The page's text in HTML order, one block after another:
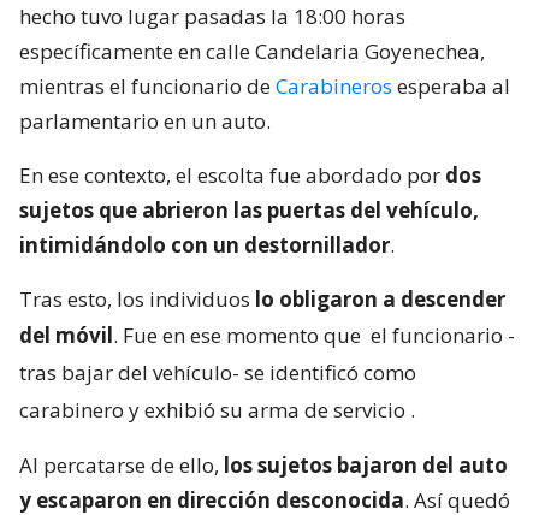
hecho tuvo lugar pasadas la 18:00 horas
específicamente en calle Candelaria Goyenechea,
mientras el funcionario deCarabineros esperaba al
parlamentario en un auto.
En ese contexto, el escolta fue abordado por dos
sujetos que abrieron las puertas del vehículo,
intimidándolo con un destornillador.
Tras esto, los individuos lo obligaron a descender
del móvil. Fue en ese momento que el funcionario -
tras bajar del vehículo- se identificó como
carabinero y exhibió su arma de servicio .
Al percatarse de ello, los sujetos bajaron del auto
y escaparon en dirección desconocida. Así quedó